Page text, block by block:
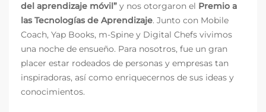
del aprendizaje móvil” y nos otorgaron el Premio a
las Tecnologías de Aprendizaje. Junto con Mobile
Coach, Yap Books, m-Spine y Digital Chefs vivimos
una noche de ensueño. Para nosotros, fue un gran
placer estar rodeados de personas y empresas tan
inspiradoras, así como enriquecernos de sus ideas y
conocimientos.